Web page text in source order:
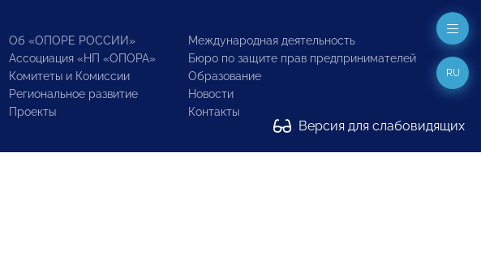
Об «ОПОРЕ РОССИИ»
Ассоциация «НП «ОПОРА»
Комитеты и Комиссии
Региональное развитие
Проекты
Международная деятельность
Бюро по защите прав предпринимателей
Образование
Новости
Контакты
Версия для слабовидящих
RU